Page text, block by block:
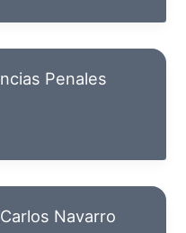
Penales
Navarro